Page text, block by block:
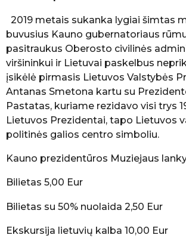
2019 metais sukanka lygiai šimtas
buvusius Kauno gubernatoriaus
pasitraukus Oberosto civilinės
viršininkui ir Lietuvai paskelbus
įsikėlė pirmasis Lietuvos Valstybės
Antanas Smetona kartu su
Pastatas, kuriame rezidavo visi trys
Lietuvos Prezidentai, tapo Lietuvos
politinės galios centro simboliu.
Kauno prezidentūros Muziejaus
Bilietas 5,00 Eur
Bilietas su 50% nuolaida 2,50 Eur
Ekskursija lietuvių kalba 10,00 Eur